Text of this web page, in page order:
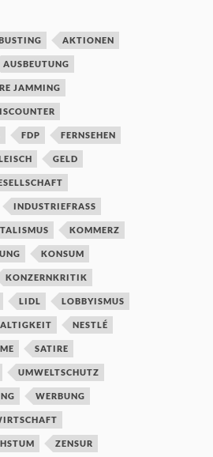
AKTIONEN
AUSBEUTUNG
JAMMING
FDP FERNSEHEN
GELD
INDUSTRIEFRASS
KOMMERZ
KONSUM
KONZERNKRITIK
LIDL LOBBYISMUS
NESTLÉ
SATIRE
UMWELTSCHUTZ
WERBUNG
ZENSUR